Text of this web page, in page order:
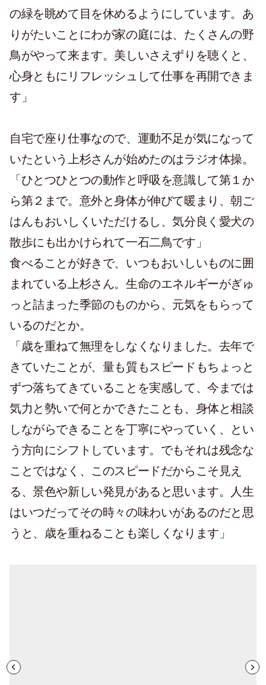
の緑を眺めて目を休めるようにしています。あ
りがたいことにわが家の庭には、たくさんの野
鳥がやって来ます。美しいさえずりを聴くと、
心身ともにリフレッシュして仕事を再開できま
す」
自宅で座り仕事なので、運動不足が気になって
いたという上杉さんが始めたのはラジオ体操。
「ひとつひとつの動作と呼吸を意識して第１か
ら第２まで。意外と身体が伸びて暖まり、朝ご
はんもおいしくいただけるし、気分良く愛犬の
散歩にも出かけられて一石二鳥です」
食べることが好きで、いつもおいしいものに囲
まれている上杉さん。生命のエネルギーがぎゅ
っと詰まった季節のものから、元気をもらって
いるのだとか。
「歳を重ねて無理をしなくなりました。去年で
きていたことが、量も質もスピードもちょっと
ずつ落ちてきていることを実感して、今までは
気力と勢いで何とかできたことも、身体と相談
しながらできることを丁寧にやっていく、とい
う方向にシフトしています。でもそれは残念な
ことではなく、このスピードだからこそ見え
る、景色や新しい発見があると思います。人生
はいつだってその時々の味わいがあるのだと思
うと、歳を重ねることも楽しくなります」